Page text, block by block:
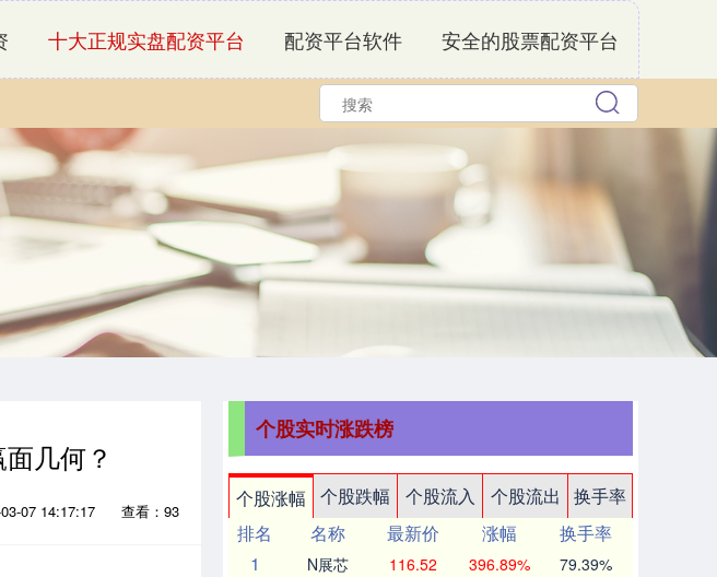
十大正规实盘配资平台 配资平台软件 安全的股票配资平台
几何？
07 14:17:17 查看：93
个股实时涨跌榜
个股涨幅 个股跌幅 个股流入 个股流出
换手率
排名
名称 最新价 涨幅
换手率
1
N展芯 116.52 396.89% 79.39%